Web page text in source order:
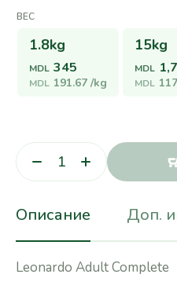
ВЕС
1.8kg
MDL 345
MDL 191.67/kg
15kg
MDL
MDL
Описание Доп.
Leonardo Adult Complete